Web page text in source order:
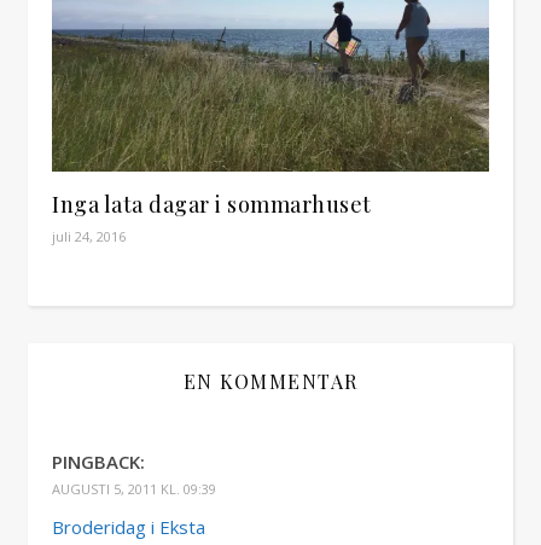
Inga lata dagar i sommarhuset
juli 24, 2016
EN KOMMENTAR
PINGBACK:
AUGUSTI 5, 2011 KL. 09:39
Broderidag i Eksta